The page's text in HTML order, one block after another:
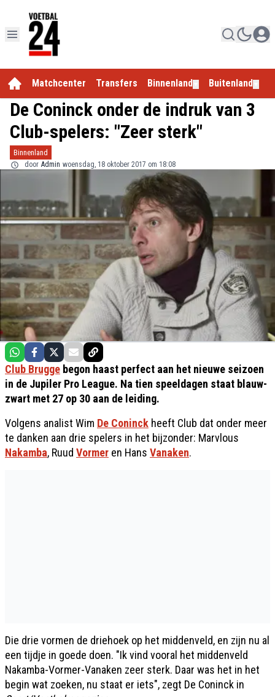
Matchcenter Transfers Binnenland Buitenland
De Coninck onder de indruk van 3
Club-spelers: "Zeer sterk"
Binnenland
door Admin woensdag, 18 oktober 2017 om 18:08
Club Brugge begon haast perfect aan het nieuwe seizoen
in de Jupiler Pro League. Na tien speeldagen staat blauw-
zwart met 27 op 30 aan de leiding.
Volgens analist Wim De Coninck heeft Club dat onder meer
te danken aan drie spelers in het bijzonder: Marvlous
Nakamba, Ruud Vormer en Hans Vanaken.
Die drie vormen de driehoek op het middenveld, en zijn nu al
een tijdje in goede doen. "Ik vind vooral het middenveld
Nakamba-Vormer-Vanaken zeer sterk. Daar was het in het
begin wat zoeken, nu staat er iets", zegt De Coninck in